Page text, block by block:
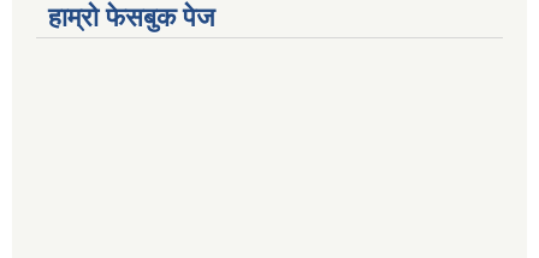
हाम्रो फेसबुक पेज